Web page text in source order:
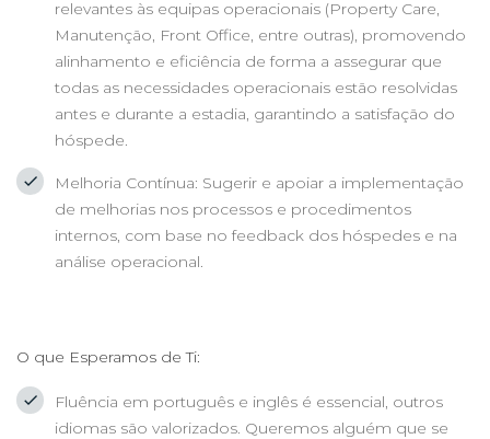
relevantes às equipas operacionais (Property Care,
Manutenção, Front Office, entre outras), promovendo
alinhamento e eficiência de forma a assegurar que
todas as necessidades operacionais estão resolvidas
antes e durante a estadia, garantindo a satisfação do
hóspede.
Melhoria Contínua: Sugerir e apoiar a implementação
de melhorias nos processos e procedimentos
internos, com base no feedback dos hóspedes e na
análise operacional.
O que Esperamos de Ti:
Fluência em português e inglês é essencial, outros
idiomas são valorizados. Queremos alguém que se